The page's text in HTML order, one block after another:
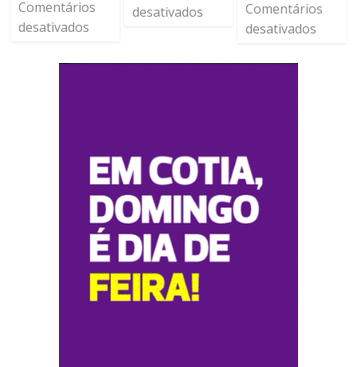
Comentários
desativados
desativados
Comentários
desativados